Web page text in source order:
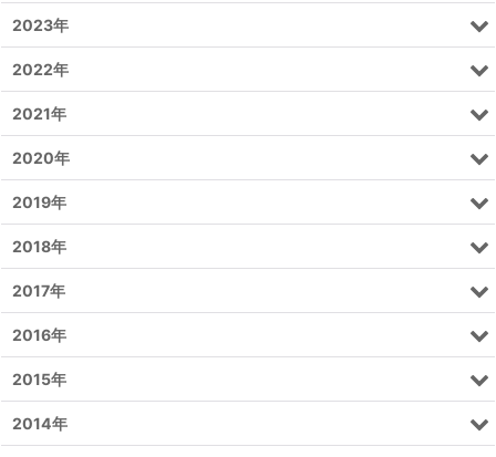
2023年
2022年
2021年
2020年
2019年
2018年
2017年
2016年
2015年
2014年